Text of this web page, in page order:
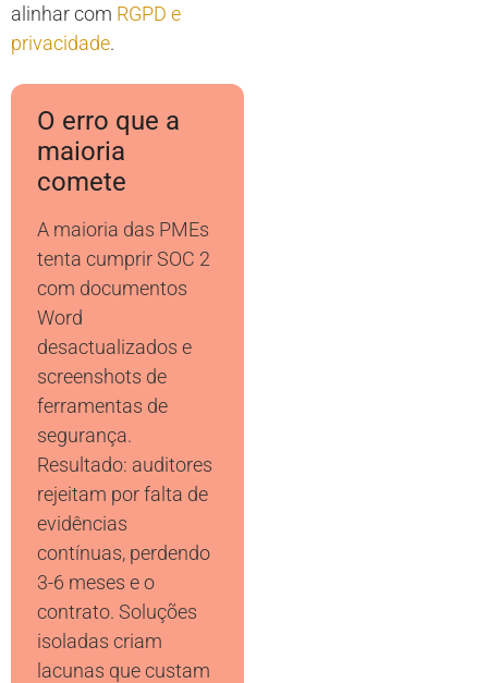
alinhar com RGPD e
privacidade.
O erro que a
maioria
comete
A maioria das PMEs
tenta cumprir SOC 2
com documentos
Word
desactualizados e
screenshots de
ferramentas de
segurança.
Resultado: auditores
rejeitam por falta de
evidências
contínuas, perdendo
3-6 meses e o
contrato. Soluções
isoladas criam
lacunas que custam